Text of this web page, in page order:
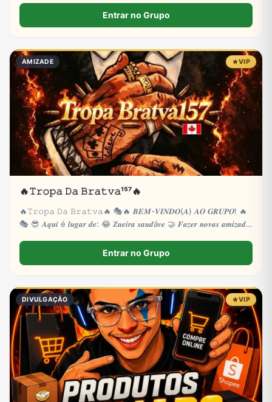
Entrar no Grupo
AMIZADE VIP
🔥𝚃𝚛𝚘𝚙𝚊 𝙳𝚊 𝙱𝚛𝚊𝚝𝚟𝚊¹⁵⁷🔥
🔥𝚃𝚛𝚘𝚙𝚊 𝙳𝚊 𝙱𝚛𝚊𝚝𝚟𝚊🔥 🎭🔥 𝑩𝑬𝑴-𝑽𝑰𝑵𝑫𝑶(𝑨) 𝑨𝑶 𝑮𝑹𝑼𝑷𝑶! 🔥
🎭 😎 𝑨𝒒𝒖𝒊 é 𝒍𝒖𝒈𝒂𝒓 𝒅𝒆: 😂 𝒁𝒖𝒆𝒊𝒓𝒂 𝒔𝒂𝒖𝒅á𝒗𝒆 🤝 𝑭𝒂𝒛𝒆𝒓 𝒏𝒐𝒗𝒂𝒔 𝒂𝒎𝒊𝒛𝒂𝒅𝒆𝒔
Entrar no Grupo
DIVULGAÇÃO VIP